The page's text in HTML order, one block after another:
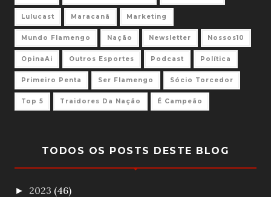
Lulucast Maracanã Marketing
Mundo Flamengo Nação Newsletter Nossos10
OpinaAi Outros Esportes Podcast Política
Primeiro Penta Ser Flamengo Sócio Torcedor
Top 5 Traidores Da Nação É Campeão
TODOS OS POSTS DESTE BLOG
► 2023 (46)